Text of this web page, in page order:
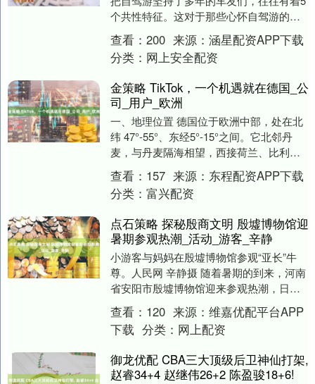
个共性特征。这对于那些心怀自驾游的梦
想，却又对自身能力心存疑虑的朋友，尤
其是老年朋友而....
查看： 200 来源： 涵星配资APP下载
分类： 网上安全配资
金策略 TikTok，一个机遇就在德国_公
司_用户_欧洲
一、地理位置 德国位于欧洲中部，处在北
纬 47°-55°、东经5°-15°之间。它北邻丹
麦，与丹麦隔海相望，西接荷兰、比利
时、卢森堡和法国，南毗瑞士和奥地利，
东....
查看： 157 来源： 东程配资APP下载
分类： 富兴配资
点石策略 探秘殷商文明 殷墟博物馆迎
暑期参观热潮_活动_游客_辛静
小游客与妈妈在殷墟博物馆参观“亚长”牛
尊。人民网 辛静摄 随着暑期的到来，河南
省安阳市殷墟博物馆迎来参观热潮，日均
接待量6000 人次，较平日增长10%-15%....
查看： 120 来源： 维嘉优配平台APP
下载 分类： 网上配资
御龙优配 CBA三大顶级后卫神仙打架,
赵睿34+4 赵继伟26+2 陈盈骏18+6!